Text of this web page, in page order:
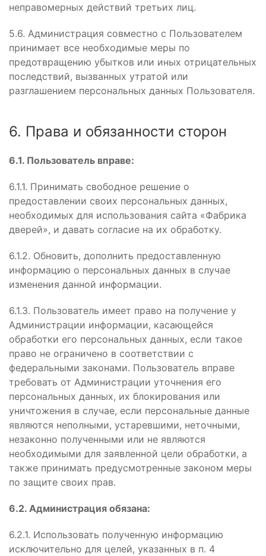
неправомерных действий третьих лиц.
5.6. Администрация совместно с Пользователем
принимает все необходимые меры по
предотвращению убытков или иных отрицательных
последствий, вызванных утратой или
разглашением персональных данных Пользователя.
6. Права и обязанности сторон
6.1. Пользователь вправе:
6.1.1. Принимать свободное решение о
предоставлении своих персональных данных,
необходимых для использования сайта «Фабрика
дверей», и давать согласие на их обработку.
6.1.2. Обновить, дополнить предоставленную
информацию о персональных данных в случае
изменения данной информации.
6.1.3. Пользователь имеет право на получение у
Администрации информации, касающейся
обработки его персональных данных, если такое
право не ограничено в соответствии с
федеральными законами. Пользователь вправе
требовать от Администрации уточнения его
персональных данных, их блокирования или
уничтожения в случае, если персональные данные
являются неполными, устаревшими, неточными,
незаконно полученными или не являются
необходимыми для заявленной цели обработки, а
также принимать предусмотренные законом меры
по защите своих прав.
6.2. Администрация обязана:
6.2.1. Использовать полученную информацию
исключительно для целей, указанных в п. 4